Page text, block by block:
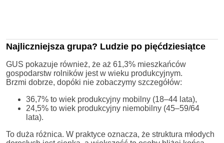
Najliczniejsza grupa? Ludzie po pięćdziesiątce
GUS pokazuje również, że aż 61,3% mieszkańców
gospodarstw rolników jest w wieku produkcyjnym.
Brzmi dobrze, dopóki nie zobaczymy szczegółów:
36,7% to wiek produkcyjny mobilny (18–44 lata),
24,5% to wiek produkcyjny niemobilny (45–59/64
lata).
To duża różnica. W praktyce oznacza, że struktura młodych